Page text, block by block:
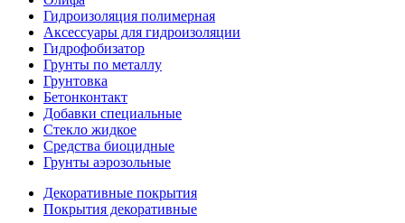
Гидроизоляция полимерная
Аксессуары для гидроизоляции
Гидрофобизатор
Грунты по металлу
Грунтовка
Бетонконтакт
Добавки специальные
Стекло жидкое
Средства биоцидные
Грунты аэрозольные
Декоративные покрытия
Покрытия декоративные